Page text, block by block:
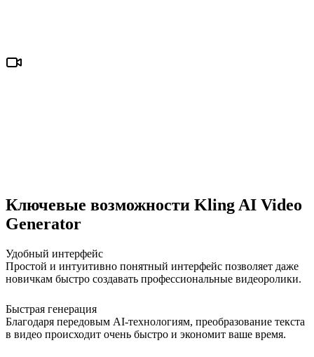
Ключевые возможности Kling AI Video
Generator
Удобный интерфейс
Простой и интуитивно понятный интерфейс позволяет даже
новичкам быстро создавать профессиональные видеоролики.
Быстрая генерация
Благодаря передовым AI-технологиям, преобразование текста
в видео происходит очень быстро и экономит ваше время.